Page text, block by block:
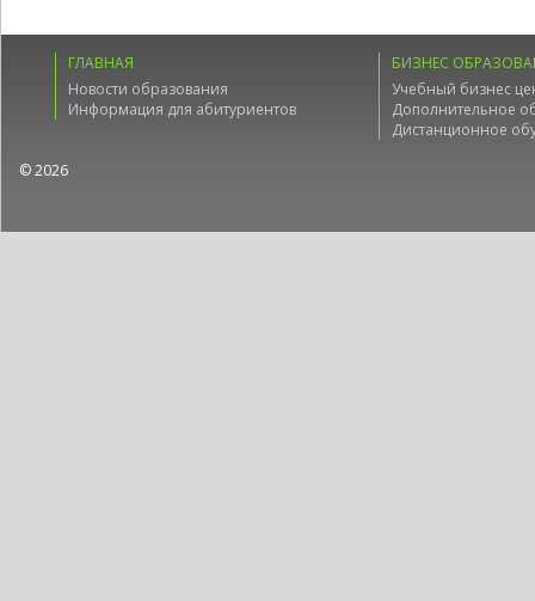
ГЛАВНАЯ
Новости образования
Информация для абитуриентов
БИЗНЕС
Учебный бизнес
Дополнительное
Дистанционное
© 2026